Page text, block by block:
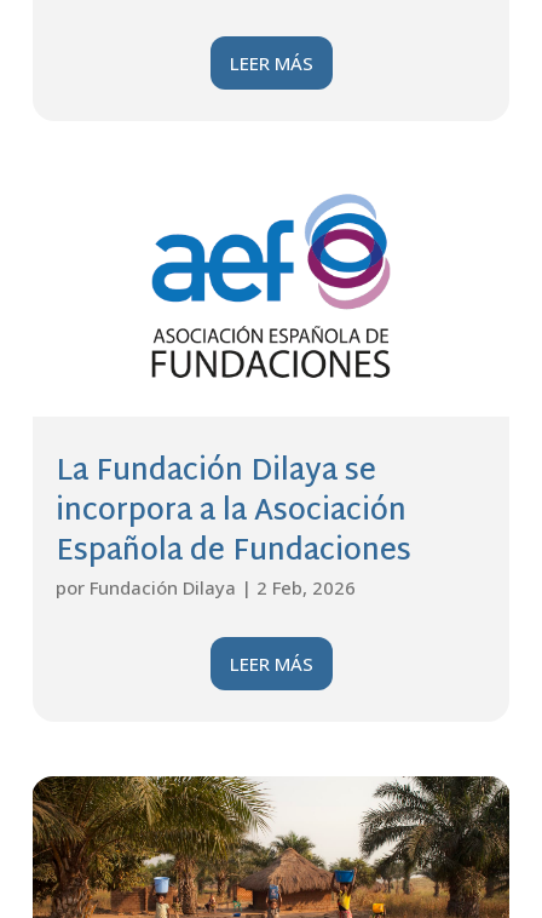
LEER MÁS
La Fundación Dilaya se
incorpora a la Asociación
Española de Fundaciones
por Fundación Dilaya | 2 Feb, 2026
LEER MÁS